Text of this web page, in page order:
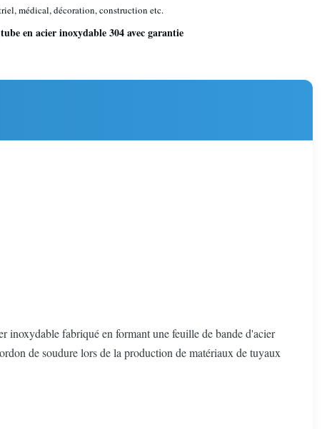
médical, décoration, construction etc.
tube en acier inoxydable 304 avec garantie
inoxydable fabriqué en formant une feuille de bande d'acier
de soudure lors de la production de matériaux de tuyaux